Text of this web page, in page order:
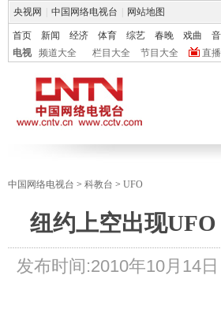
央视网 中国网络电视台 网站地图
首页 新闻 经济 体育 综艺 春晚 戏曲
电视
频道大全 栏目大全 节目大全 直
中国网络电视台 > 科教台 > UFO
纽约上空出现
发布时间:2010年10月14